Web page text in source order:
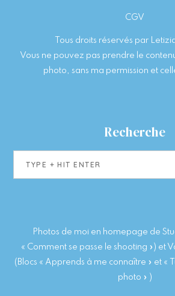
CGV
Tous droits réservés par
Vous ne pouvez pas prendre le
photo, sans ma permission et
Recherche
Photos de moi en homepage de
« Comment se passe le shooting ») et
(Blocs « Apprends à me connaître » et «
photo » )